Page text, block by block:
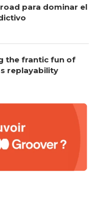
para dominar el
the frantic fun of
replayability